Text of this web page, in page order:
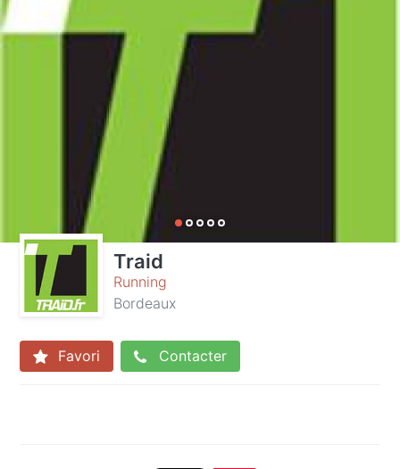
Traid
Running
Bordeaux
Favori Contacter